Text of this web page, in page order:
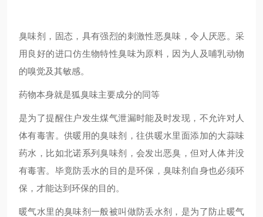
臭味剂，固态，具有强烈的刺激性恶臭味，令人厌恶。采
用良好的进口仿生物特性臭味为原料，因为人及哺乳动物
的嗅觉及其敏感。
药物本身就是狐臭味主要成分的同等
是为了提醒住户发生煤气泄漏时能及时发现，不允许对人
体有毒害。供暖用的臭味剂，往供暖水里面添加的大蒜味
药水，比如北诺系列臭味剂，会发出恶臭，但对人体并没
有毒害。毕竟防丢水的目的是环保，臭味剂自身也必须环
保，才能达到环保的目的。
暖气水里的臭味剂一般被叫做防丢水剂，是为了防止暖气